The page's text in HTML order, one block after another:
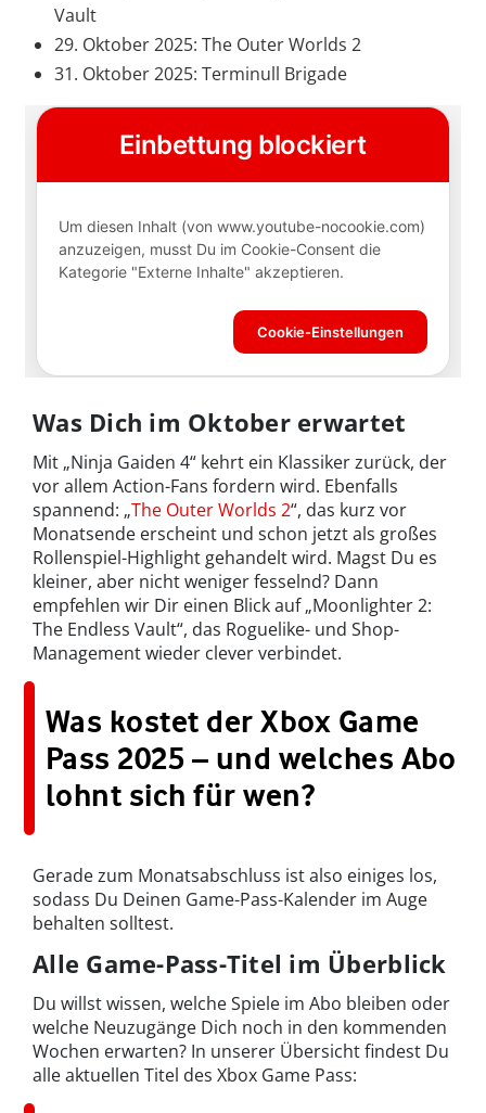
Vault
29. Oktober 2025: The Outer Worlds 2
31. Oktober 2025: Terminull Brigade
Was Dich im Oktober erwartet
Mit „Ninja Gaiden 4“ kehrt ein Klassiker zurück, der
vor allem Action-Fans fordern wird. Ebenfalls
spannend: „The Outer Worlds 2“, das kurz vor
Monatsende erscheint und schon jetzt als großes
Rollenspiel-Highlight gehandelt wird. Magst Du es
kleiner, aber nicht weniger fesselnd? Dann
empfehlen wir Dir einen Blick auf „Moonlighter 2:
The Endless Vault“, das Roguelike- und Shop-
Management wieder clever verbindet.
Was kostet der Xbox Game
Pass 2025 – und welches Abo
lohnt sich für wen?
Gerade zum Monatsabschluss ist also einiges los,
sodass Du Deinen Game-Pass-Kalender im Auge
behalten solltest.
Alle Game-Pass-Titel im Überblick
Du willst wissen, welche Spiele im Abo bleiben oder
welche Neuzugänge Dich noch in den kommenden
Wochen erwarten? In unserer Übersicht findest Du
alle aktuellen Titel des Xbox Game Pass: